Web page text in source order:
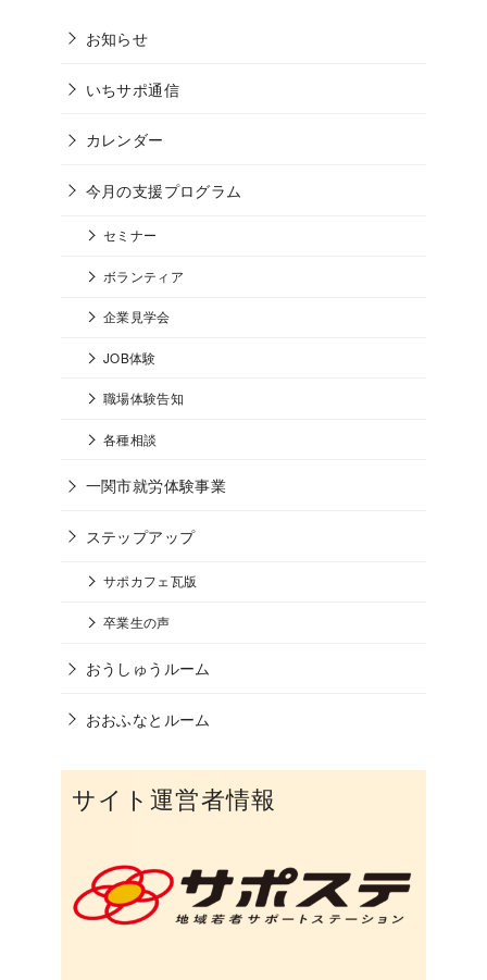
お知らせ
いちサポ通信
カレンダー
今月の支援プログラム
セミナー
ボランティア
企業見学会
JOB体験
職場体験告知
各種相談
一関市就労体験事業
ステップアップ
サポカフェ瓦版
卒業生の声
おうしゅうルーム
おおふなとルーム
サイト運営者情報